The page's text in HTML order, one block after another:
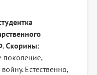
Скорины:
поколение,
Естественно,